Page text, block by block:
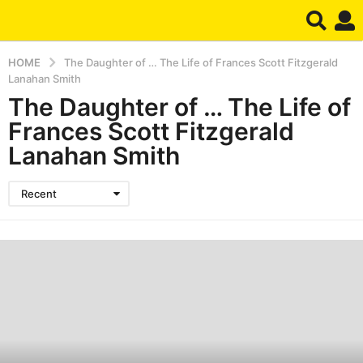
HOME
The Daughter of … The Life of Frances Scott Fitzgerald
Lanahan Smith
The Daughter of … The Life of
Frances Scott Fitzgerald
Lanahan Smith
Recent